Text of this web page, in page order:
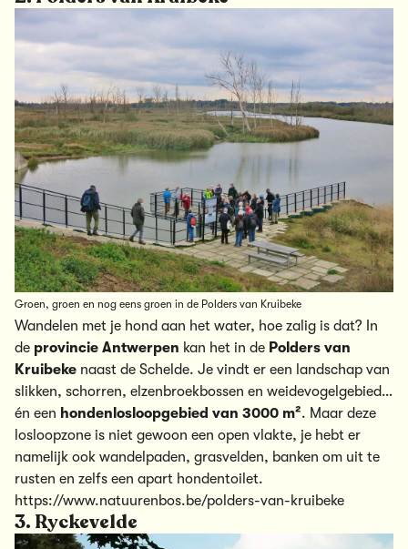
Groen, groen en nog eens groen in de Polders van Kruibeke
Wandelen met je hond aan het water, hoe zalig is dat? In
de provincie Antwerpen kan het in de Polders van
Kruibeke naast de Schelde. Je vindt er een landschap van
slikken, schorren, elzenbroekbossen en weidevogelgebied…
én een hondenlosloopgebied van 3000 m². Maar deze
losloopzone is niet gewoon een open vlakte, je hebt er
namelijk ook wandelpaden, grasvelden, banken om uit te
rusten en zelfs een apart hondentoilet.
https://www.natuurenbos.be/polders-van-kruibeke
3. Ryckevelde